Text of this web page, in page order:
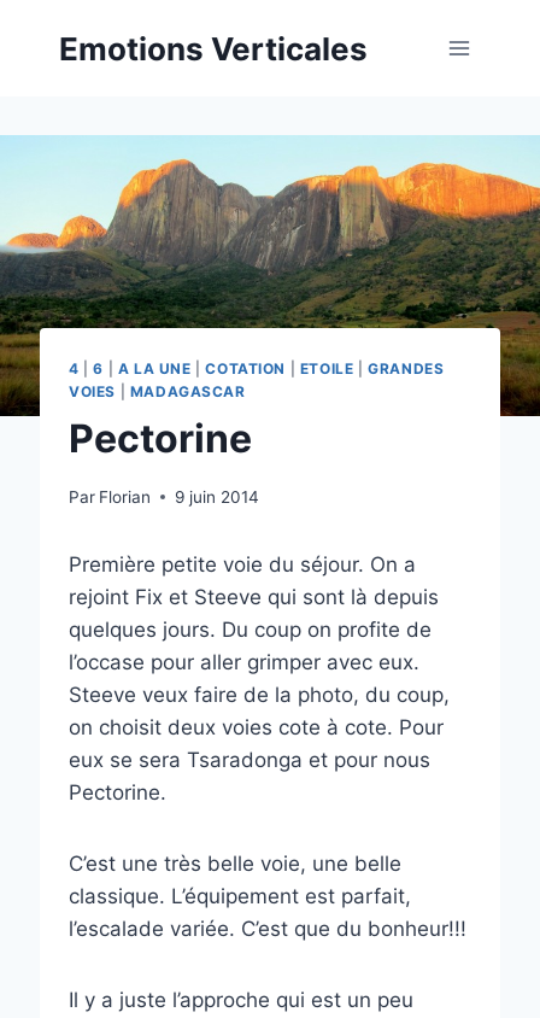
Emotions Verticales
4 |6 A LA UNE |COTATION ETOILE |GRANDES
VOIES
MADAGASCAR
Pectorine
Par Florian 9 juin 2014
Première petite voie du séjour. On a
rejoint Fix et Steeve qui sont là depuis
quelques jours. Du coup on profite de
l’occase pour aller grimper avec eux.
Steeve veux faire de la photo, du coup,
on choisit deux voies cote à cote. Pour
eux se sera Tsaradonga et pour nous
Pectorine.
C’est une très belle voie, une belle
classique. L’équipement est parfait,
l’escalade variée. C’est que du bonheur!!!
Il y a juste l’approche qui est un peu